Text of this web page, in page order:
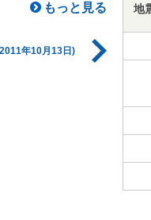
もっと見る
年10月13日)
地